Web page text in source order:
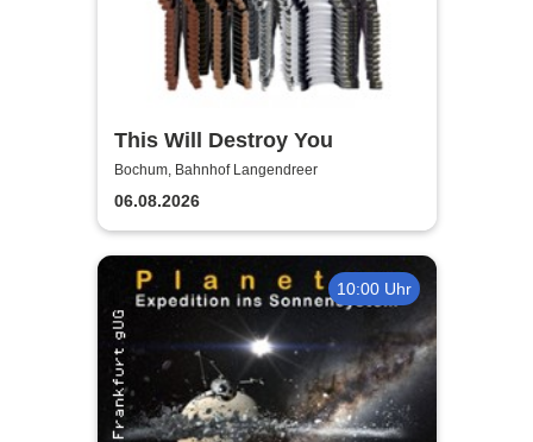
This Will Destroy You
Bochum, Bahnhof Langendreer
06.08.2026
10:00 Uhr